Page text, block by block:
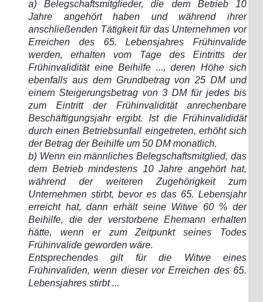
a) Belegschaftsmitglieder, die dem Betrieb 10
Jahre angehört haben und während ihrer
anschließenden Tätigkeit für das Unternehmen vor
Erreichen des 65. Lebensjahres Frühinvalide
werden, erhalten vom Tage des Eintritts der
Frühinvalidität eine Beihilfe ..., deren Höhe sich
ebenfalls aus dem Grundbetrag von 25 DM und
einem Steigerungsbetrag von 3 DM für jedes bis
zum Eintritt der Frühinvalidität anrechenbare
Beschäftigungsjahr ergibt. Ist die Frühinvalididät
durch einen Betriebsunfall eingetreten, erhöht sich
der Betrag der Beihilfe um 50 DM monatlich.
b) Wenn ein männliches Belegschaftsmitglied, das
dem Betrieb mindestens 10 Jahre angehört hat,
während der weiteren Zugehörigkeit zum
Unternehmen stirbt, bevor es das 65. Lebensjahr
erreicht hat, dann erhält seine Witwe 60 % der
Beihilfe, die der verstorbene Ehemann erhalten
hätte, wenn er zum Zeitpunkt seines Todes
Frühinvalide geworden wäre.
Entsprechendes gilt für die Witwe eines
Frühinvaliden, wenn dieser vor Erreichen des 65.
Lebensjahres stirbt ...